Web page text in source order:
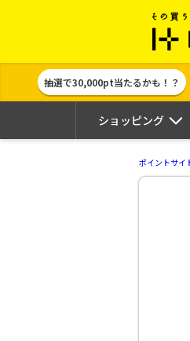
抽選で30,000pt当たるかも！？
ショッピング
ポイントサイ